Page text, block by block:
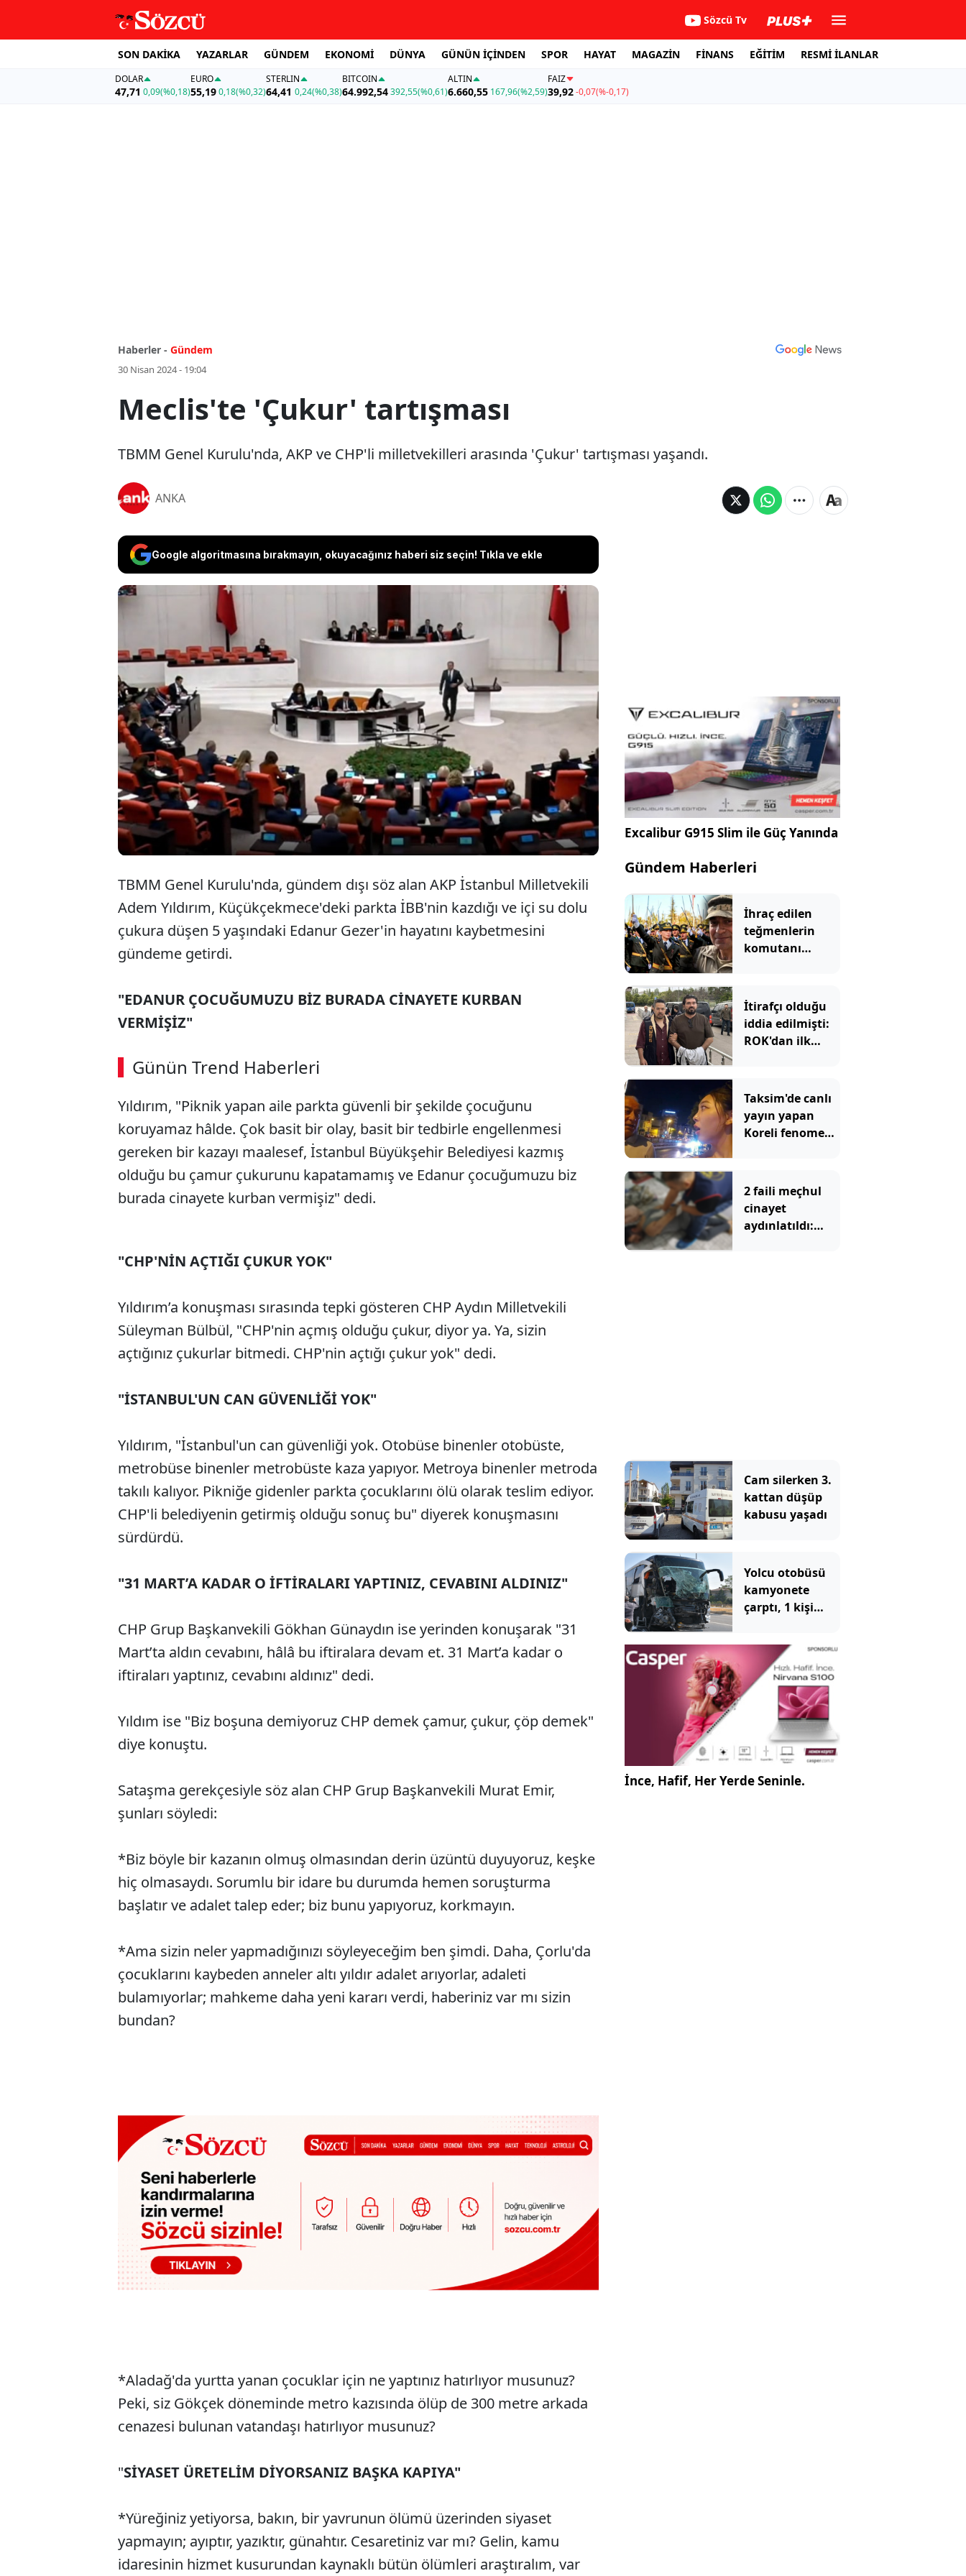
Sözcü Tv
SON DAKİKA YAZARLAR GÜNDEM EKONOMİ DÜNYA GÜNÜN İÇİNDEN SPOR HAYAT MAGAZİN FİNANS EĞİTİM RESMİ İLANLAR
DOLAR
47,71 0,09(%0,18)
EURO
55,19 0,18(%0,32)
STERLIN
64,41 0,24(%0,38)
BITCOIN
64.992,54392,55(%0,61)
ALTIN
6.660,55 167,96(%2,59)
FAİZ
39,92-0,07(%-0,17)
Haberler - Gündem
30 Nisan 2024 - 19:04
Meclis'te 'Çukur' tartışması
TBMM Genel Kurulu'nda, AKP ve CHP'li milletvekilleri arasında 'Çukur' tartışması yaşandı.
ANKA
Google algoritmasına bırakmayın, okuyacağınız haberi siz seçin! Tıkla ve ekle
TBMM Genel Kurulu'nda, AKP ve CHP'li
milletvekilleri arasında 'Çukur' tartışması
yaşandı.
TBMM Genel Kurulu'nda, gündem dışı söz alan AKP İstanbul Milletvekili
Adem Yıldırım, Küçükçekmece'deki parkta İBB'nin kazdığı ve içi su dolu
çukura düşen 5 yaşındaki Edanur Gezer'in hayatını kaybetmesini
gündeme getirdi.
"EDANUR ÇOCUĞUMUZU BİZ BURADA CİNAYETE KURBAN
VERMİŞİZ"
Günün Trend Haberleri
Yıldırım, "Piknik yapan aile parkta güvenli bir şekilde çocuğunu
koruyamaz hâlde. Çok basit bir olay, basit bir tedbirle engellenmesi
gereken bir kazayı maalesef, İstanbul Büyükşehir Belediyesi kazmış
olduğu bu çamur çukurunu kapatamamış ve Edanur çocuğumuzu biz
burada cinayete kurban vermişiz" dedi.
"CHP'NİN AÇTIĞI ÇUKUR YOK"
Yıldırım’a konuşması sırasında tepki gösteren CHP Aydın Milletvekili
Süleyman Bülbül, "CHP'nin açmış olduğu çukur, diyor ya. Ya, sizin
açtığınız çukurlar bitmedi. CHP'nin açtığı çukur yok" dedi.
"İSTANBUL'UN CAN GÜVENLİĞİ YOK"
Yıldırım, "İstanbul'un can güvenliği yok. Otobüse binenler otobüste,
metrobüse binenler metrobüste kaza yapıyor. Metroya binenler metroda
takılı kalıyor. Pikniğe gidenler parkta çocuklarını ölü olarak teslim ediyor.
CHP'li belediyenin getirmiş olduğu sonuç bu" diyerek konuşmasını
sürdürdü.
"31 MART’A KADAR O İFTİRALARI YAPTINIZ, CEVABINI ALDINIZ"
CHP Grup Başkanvekili Gökhan Günaydın ise yerinden konuşarak "31
Mart’ta aldın cevabını, hâlâ bu iftiralara devam et. 31 Mart’a kadar o
iftiraları yaptınız, cevabını aldınız" dedi.
Yıldım ise "Biz boşuna demiyoruz CHP demek çamur, çukur, çöp demek"
diye konuştu.
Sataşma gerekçesiyle söz alan CHP Grup Başkanvekili Murat Emir,
şunları söyledi:
*Biz böyle bir kazanın olmuş olmasından derin üzüntü duyuyoruz, keşke
hiç olmasaydı. Sorumlu bir idare bu durumda hemen soruşturma
başlatır ve adalet talep eder; biz bunu yapıyoruz, korkmayın.
*Ama sizin neler yapmadığınızı söyleyeceğim ben şimdi. Daha, Çorlu'da
çocuklarını kaybeden anneler altı yıldır adalet arıyorlar, adaleti
bulamıyorlar; mahkeme daha yeni kararı verdi, haberiniz var mı sizin
bundan?
*Aladağ'da yurtta yanan çocuklar için ne yaptınız hatırlıyor musunuz?
Peki, siz Gökçek döneminde metro kazısında ölüp de 300 metre arkada
cenazesi bulunan vatandaşı hatırlıyor musunuz?
"SİYASET ÜRETELİM DİYORSANIZ BAŞKA KAPIYA"
*Yüreğiniz yetiyorsa, bakın, bir yavrunun ölümü üzerinden siyaset
yapmayın; ayıptır, yazıktır, günahtır. Cesaretiniz var mı? Gelin, kamu
idaresinin hizmet kusurundan kaynaklı bütün ölümleri araştıralım, var
Excalibur G915 Slim ile Güç Yanında
Gündem Haberleri
İhraç edilen
teğmenlerin
komutanı
İtirafçı olduğu
iddia edilmişti:
ROK'dan ilk
Taksim'de canlı
yayın yapan
Koreli fenomene
2 faili meçhul
cinayet
aydınlatıldı:
Cam silerken 3.
kattan düşüp
kabusu yaşadı
Yolcu otobüsü
kamyonete
çarptı, 1 kişi
yaralandı
İnce, Hafif, Her Yerde Seninle.